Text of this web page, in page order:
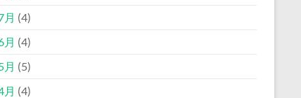
月 (4)
月 (4)
月 (5)
月 (4)